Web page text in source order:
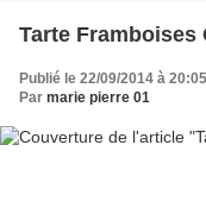
Tarte Framboises
Publié le 22/09/2014 à 20:05
Par marie pierre 01